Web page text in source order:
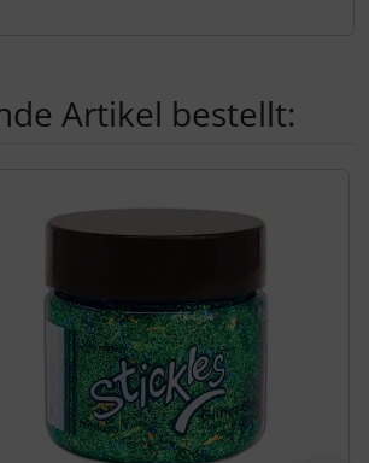
Artikel bestellt: